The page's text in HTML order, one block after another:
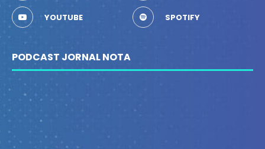
YOUTUBE SPOTIFY
PODCAST JORNAL NOTA